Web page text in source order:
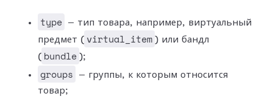
type
— тип товара, например, виртуальный
предмет ( virtual_item ) или бандл
( bundle );
groups
— группы, к которым относится
товар;